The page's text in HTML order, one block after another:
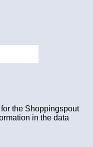
the Shoppingspout
in the data